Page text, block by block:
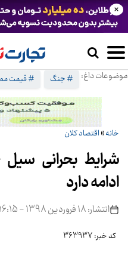
موضوعات داغ: # جنگ # قیمت
×
خانه» اقتصاد کلان
شرایط بحرانی سیل
ادامه دارد
انتشار: 18 فروردین 1398 - 16:15
کد خبر: 363937